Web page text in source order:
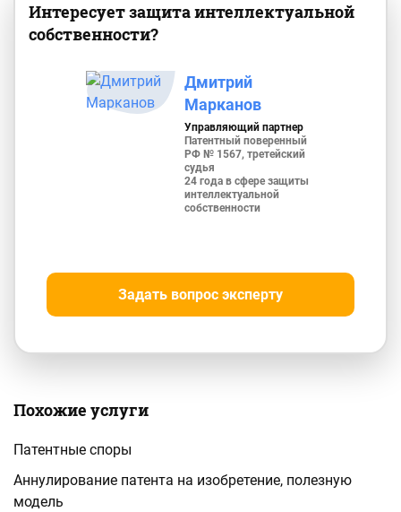
Интересует защита интеллектуальной
собственности?
Дмитрий
Марканов
Управляющий партнер
Патентный поверенный
РФ № 1567, третейский
судья
24 года в сфере защиты
интеллектуальной
собственности
Задать вопрос эксперту
Похожие услуги
Патентные споры
Аннулирование патента на изобретение, полезную
модель